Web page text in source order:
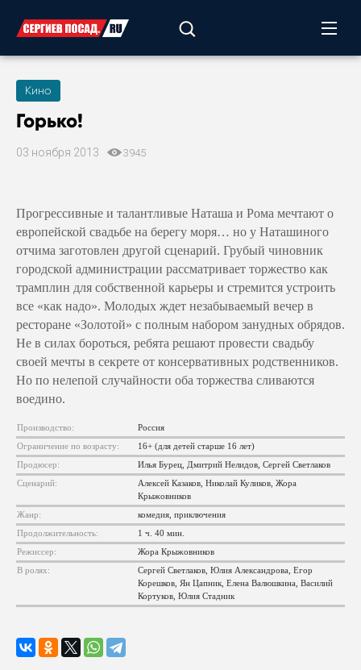
Кино
Горько!
03 ноября 2013 3945
Прогрессивные и талантливые Наташа и Рома мечтают о
европейской свадьбе на берегу моря… но у Наташиного
отчима заготовлен другой сценарий. Грубый чиновник
городской администрации рассматривает торжество как
трамплин для собственной карьеры и стремится устроить
все «как надо». Молодых ждет незабываемый вечер в
ресторане «Золотой» с полным набором занудных обрядов.
Не в силах бороться, ребята решают провести свадьбу
своей мечты в секрете от консервативных родственников.
Но по нелепой случайности оба торжества сливаются
воедино.
Производство:
Россия
Ограничение по возрасту:
16+ (для детей старше 16 лет)
Продюсер:
Илья Бурец, Дмитрий Нелидов, Сергей Светлаков
Сценарий:
Алексей Казаков, Николай Куликов, Жора
Крыжовников
Жанр:
комедия, приключения
Продолжительность:
1 ч. 40 мин.
Режиссер:
Жора Крыжовников
В ролях:
Сергей Светлаков, Юлия Александрова, Егор
Корешков, Ян Цапник, Елена Валюшкина, Василий
Кортуков, Юлия Стадник